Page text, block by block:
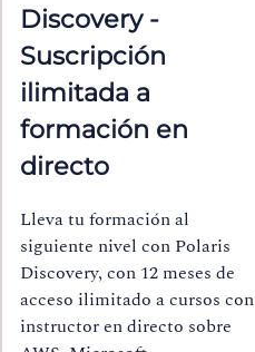
Discovery -
Suscripción
ilimitada a
formación en
directo
Lleva tu formación al
siguiente nivel con Polaris
Discovery, con 12 meses de
acceso ilimitado a cursos con
instructor en directo sobre